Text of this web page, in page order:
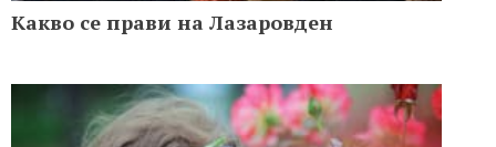
Какво се прави на Лазаровден